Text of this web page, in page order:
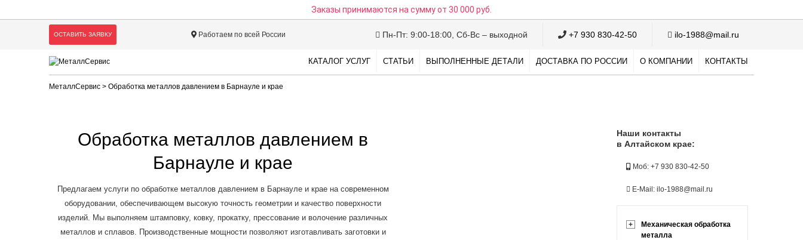
Заказы принимаются на суммуот 30 000 руб.
ОСТАВИТЬ ЗАЯВКУ Работаем по всей России Пн-Пт: 9:00-18:00, Сб-Вс – выходной +7 930 830-42-50 ilo-1988@mail.ru
КАТАЛОГ УСЛУГ СТАТЬИ ВЫПОЛНЕННЫЕ ДЕТАЛИ ДОСТАВКА ПО РОССИИ О КОМПАНИИ КОНТАКТЫ
МеталлСервис > Обработка металлов давлением в Барнауле и крае
Обработка металлов давлением в
Барнауле и крае
Предлагаем услуги по обработке металлов давлением в Барнауле и крае на современном
оборудовании, обеспечивающем высокую точность геометрии и качество поверхности
изделий. Мы выполняем штамповку, ковку, прокатку, прессование и волочение различных
металлов и сплавов. Производственные мощности позволяют изготавливать заготовки и
Наши контакты
в Алтайском крае:
Моб: +7 930 830-42-50
E-Mail: ilo-1988@mail.ru
+
Механическая обработка
металла